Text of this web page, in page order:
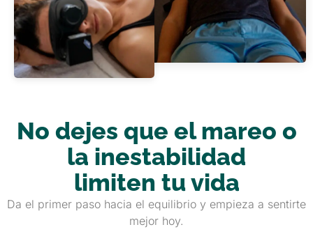
No dejes que el mareo o
la inestabilidad
limiten tu vida
Da el primer paso hacia el equilibrio y empieza a sentirte
mejor hoy.